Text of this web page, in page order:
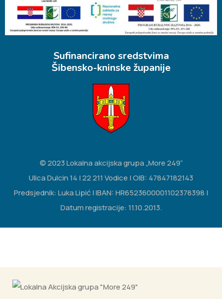
Sufinancirano sredstvima
Šibensko-kninske županije
© 2023 Lokalna akcijska grupa „More 249“
Ulica Dulcin 14 | 22 211 Vodice | OIB: 47847182143
Predsjednik: Luka Lipić | IBAN: HR6523600001102378398 |
Datum registracije: 11.10.2013.